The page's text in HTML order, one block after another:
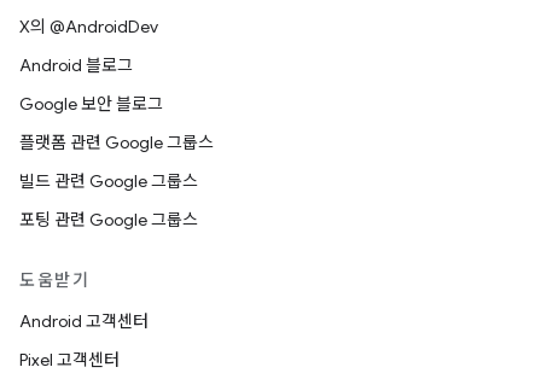
X의 @AndroidDev
Android 블로그
Google 보안 블로그
플랫폼 관련 Google 그룹스
빌드 관련 Google 그룹스
포팅 관련 Google 그룹스
도움받기
Android 고객센터
Pixel 고객센터